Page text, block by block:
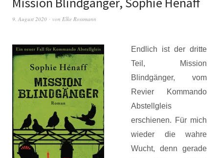
9. August 2020 von Elke Rossmann
Endlich ist der dritte
Teil, Mission
Blindgänger, vom
Revier Kommando
Abstellgleis
erschienen. Für mich
wieder die wahre
Wucht, denn gerade